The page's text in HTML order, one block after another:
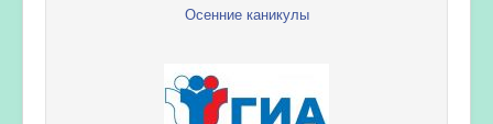
Осенние каникулы